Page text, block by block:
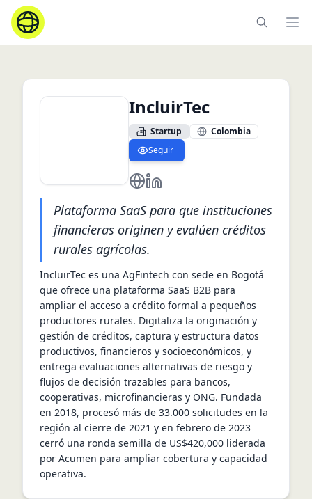
IncluirTec
Startup
Colombia
Seguir
https://incluirtec.co
https://www.linkedin.com/
Plataforma SaaS para que instituciones
financieras originen y evalúen créditos
rurales agrícolas.
IncluirTec es una AgFintech con sede en Bogotá
que ofrece una plataforma SaaS B2B para
ampliar el acceso a crédito formal a pequeños
productores rurales. Digitaliza la originación y
gestión de créditos, captura y estructura datos
productivos, financieros y socioeconómicos, y
entrega evaluaciones alternativas de riesgo y
flujos de decisión trazables para bancos,
cooperativas, microfinancieras y ONG. Fundada
en 2018, procesó más de 33.000 solicitudes en la
región al cierre de 2021 y en febrero de 2023
cerró una ronda semilla de US$420,000 liderada
por Acumen para ampliar cobertura y capacidad
operativa.